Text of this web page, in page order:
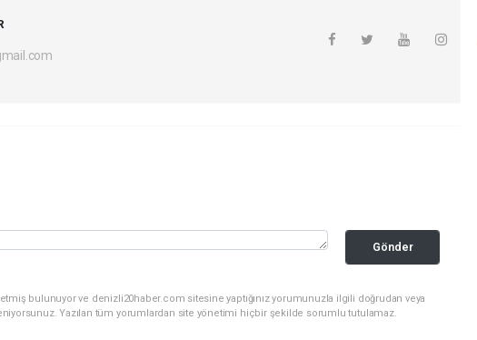
Gönder
bulunuyor ve denizli20haber.com sitesine yaptığınız yorumunuzla ilgili doğrudan veya
Yazılan tüm yorumlardan site yönetimi hiçbir şekilde sorumlu tutulamaz.